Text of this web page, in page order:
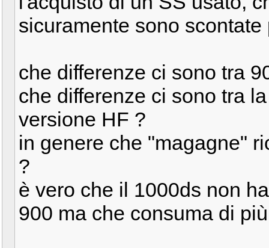
sicuramente sono
che differenze ci sono tra
che differenze ci sono tra
versione HF ?
in genere che "magagne"
?
è vero che il 1000ds non
900 ma che consuma di